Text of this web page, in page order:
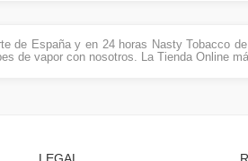
de España y en 24 horas Nasty Tobacco
de vapor con nosotros. La Tienda Online